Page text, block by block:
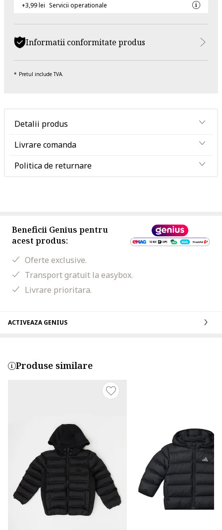
+3,99 lei Servicii operationale
Informatii conformitate produs
Pretul include TVA.
Detalii produs
Livrare comanda
Politica de returnare
Beneficii Genius pentru
acest produs:
Oferte exclusive.
Transport gratuit la easybox.
Livrare prioritara.
ACTIVEAZA GENIUS
Produse similare